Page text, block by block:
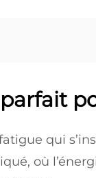
parfait
qui
où